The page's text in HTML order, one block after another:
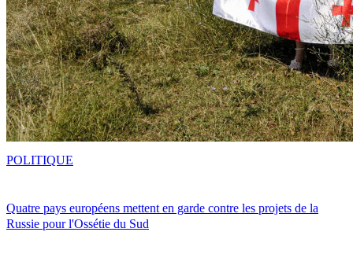
Quatre pays européens mettent en garde contre les projets de la
Russie pour l'Ossétie du Sud
POLITIQUE